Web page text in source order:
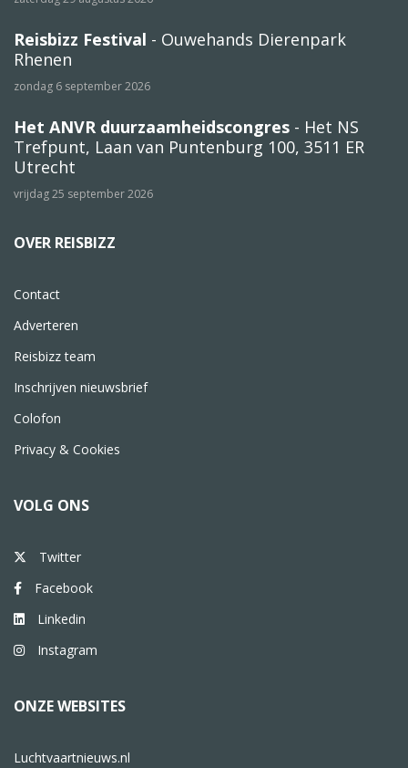
Reisbizz Festival - Ouwehands Dierenpark
Rhenen
zondag 6 september 2026
Het ANVR duurzaamheidscongres - Het NS
Trefpunt, Laan van Puntenburg 100, 3511 ER
Utrecht
vrijdag 25 september 2026
OVER REISBIZZ
Contact
Adverteren
Reisbizz team
Inschrijven nieuwsbrief
Colofon
Privacy & Cookies
VOLG ONS
Twitter
Facebook
Linkedin
Instagram
ONZE WEBSITES
Luchtvaartnieuws.nl